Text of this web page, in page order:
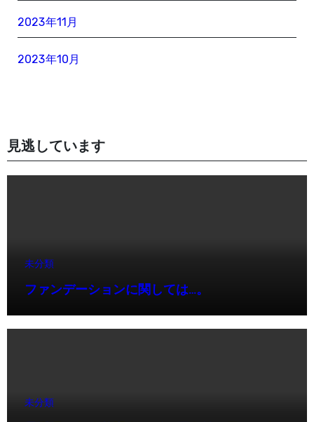
2023年11月
2023年10月
見逃しています
未分類
ファンデーションに関しては…。
未分類